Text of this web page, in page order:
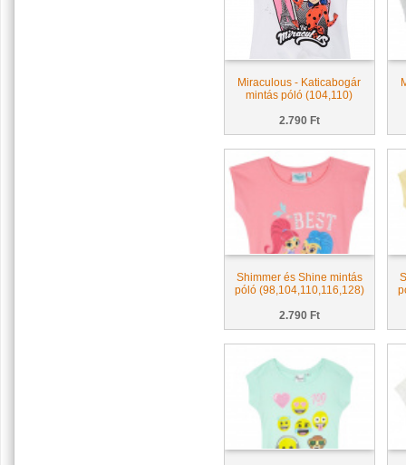
Miraculous - Katicabogár
mintás póló (104,110)
2.790 Ft
Shimmer és Shine mintás
póló (98,104,110,116,128)
2.790 Ft